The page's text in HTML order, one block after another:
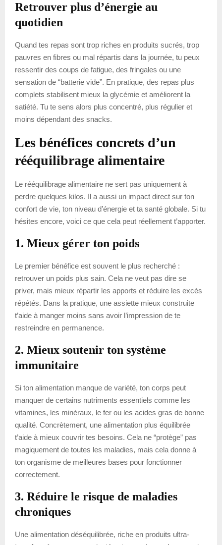
Retrouver plus d’énergie au
quotidien
Quand tes repas sont trop riches en produits sucrés, trop
pauvres en fibres ou mal répartis dans la journée, tu peux
ressentir des coups de fatigue, des fringales ou une
sensation de “batterie vide”. En pratique, des repas plus
complets stabilisent mieux la glycémie et améliorent la
satiété. Tu te sens alors plus concentré, plus régulier et
moins dépendant des snacks.
Les bénéfices concrets d’un
rééquilibrage alimentaire
Le rééquilibrage alimentaire ne sert pas uniquement à
perdre quelques kilos. Il a aussi un impact direct sur ton
confort de vie, ton niveau d’énergie et ta santé globale. Si tu
hésites encore, voici ce que cela peut réellement t’apporter.
1. Mieux gérer ton poids
Le premier bénéfice est souvent le plus recherché :
retrouver un poids plus sain. Cela ne veut pas dire se
priver, mais mieux répartir les apports et réduire les excès
répétés. Dans la pratique, une assiette mieux construite
t’aide à manger moins sans avoir l’impression de te
restreindre en permanence.
2. Mieux soutenir ton système
immunitaire
Si ton alimentation manque de variété, ton corps peut
manquer de certains nutriments essentiels comme les
vitamines, les minéraux, le fer ou les acides gras de bonne
qualité. Concrètement, une alimentation plus équilibrée
t’aide à mieux couvrir tes besoins. Cela ne “protège” pas
magiquement de toutes les maladies, mais cela donne à
ton organisme de meilleures bases pour fonctionner
correctement.
3. Réduire le risque de maladies
chroniques
Une alimentation déséquilibrée, riche en produits ultra-